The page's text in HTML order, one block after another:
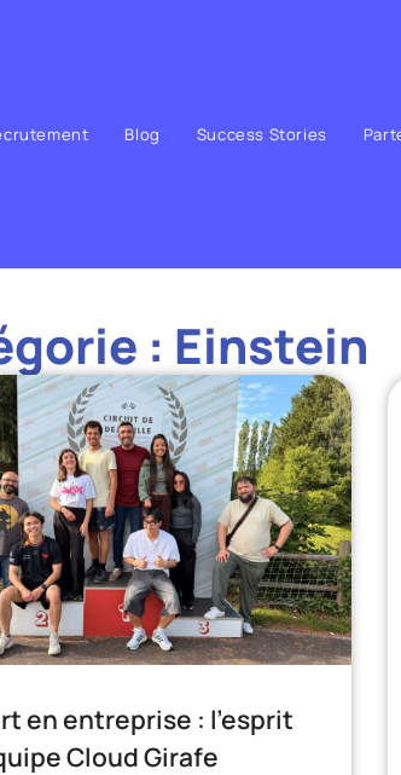
Blog Success Stories
: Einstein
en entreprise : l’esprit
Cloud Girafe